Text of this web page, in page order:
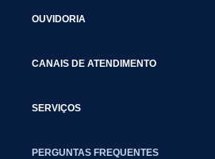
OUVIDORIA
CANAIS DE ATENDIMENTO
SERVIÇOS
PERGUNTAS FREQUENTES